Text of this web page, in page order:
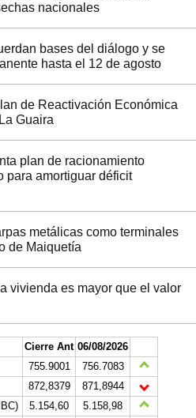
nacionales
bases del diálogo y se
hasta el 12 de agosto
de Reactivación Económica
Guaira
plan de racionamiento
para amortiguar déficit
metálicas como terminales
de Maiquetía
vivienda es mayor que el valor
Cierre Ant 06/08/2026
755.9001
756.7083
872,8379
871,8944
5.154,60
5.158,98